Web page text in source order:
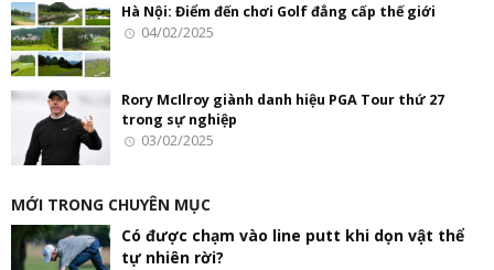
Hà Nội: Điểm đến chơi Golf đẳng cấp thế giới
04/02/2025
Rory McIlroy giành danh hiệu PGA Tour thứ 27
trong sự nghiệp
03/02/2025
MỚI TRONG CHUYÊN MỤC
Có được chạm vào line putt khi dọn vật thể
tự nhiên rời?